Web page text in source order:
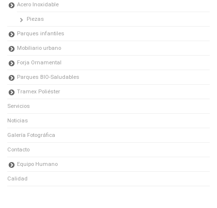
Acero Inoxidable
Piezas
Parques infantiles
Mobiliario urbano
Forja Ornamental
Parques BIO-Saludables
Tramex Poliéster
Servicios
Noticias
Galería Fotográfica
Contacto
Equipo Humano
Calidad